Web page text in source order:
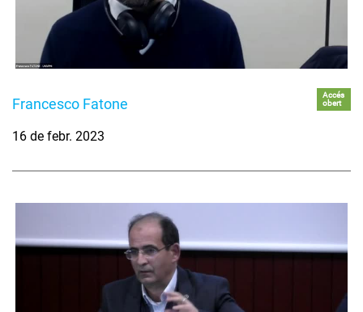
Francesco Fatone
Accés
obert
16 de febr. 2023